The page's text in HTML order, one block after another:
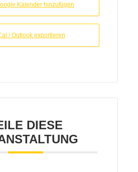
Kalender hinzufügen
/ Outlook exportieren
DIESE